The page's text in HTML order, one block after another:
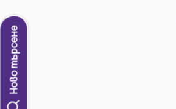
Ново търсене